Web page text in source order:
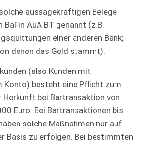
aussagekräftigen Belege
BaFin AuA BT genannt (z.B.
einer anderen Bank;
denen das Geld stammt).
(also Kunden mit
Konto) besteht eine Pflicht zum
Herkunft bei Bartransaktion von
Euro. Bei Bartransaktionen bis
solche Maßnahmen nur auf
Basis zu erfolgen. Bei bestimmten